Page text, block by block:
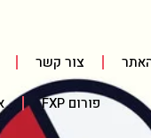
צור קשר
פורום FXP